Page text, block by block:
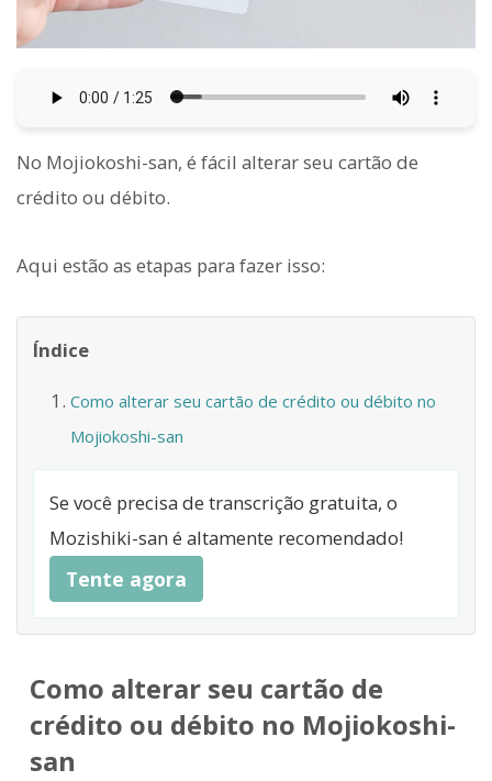
No Mojiokoshi-san, é fácil alterar seu cartão de
crédito ou débito.
Aqui estão as etapas para fazer isso:
Índice
Como alterar seu cartão de crédito ou débito no
Mojiokoshi-san
Se você precisa de transcrição gratuita, o
Mozishiki-san é altamente recomendado!
Tente agora
Como alterar seu cartão de
crédito ou débito no Mojiokoshi-
san